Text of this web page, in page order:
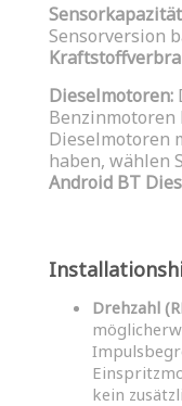
Sensorversion
Dieselmotoren:
Benzinmotoren
Dieselmotoren
haben, wählen
Android BT
Drehzahl
kein